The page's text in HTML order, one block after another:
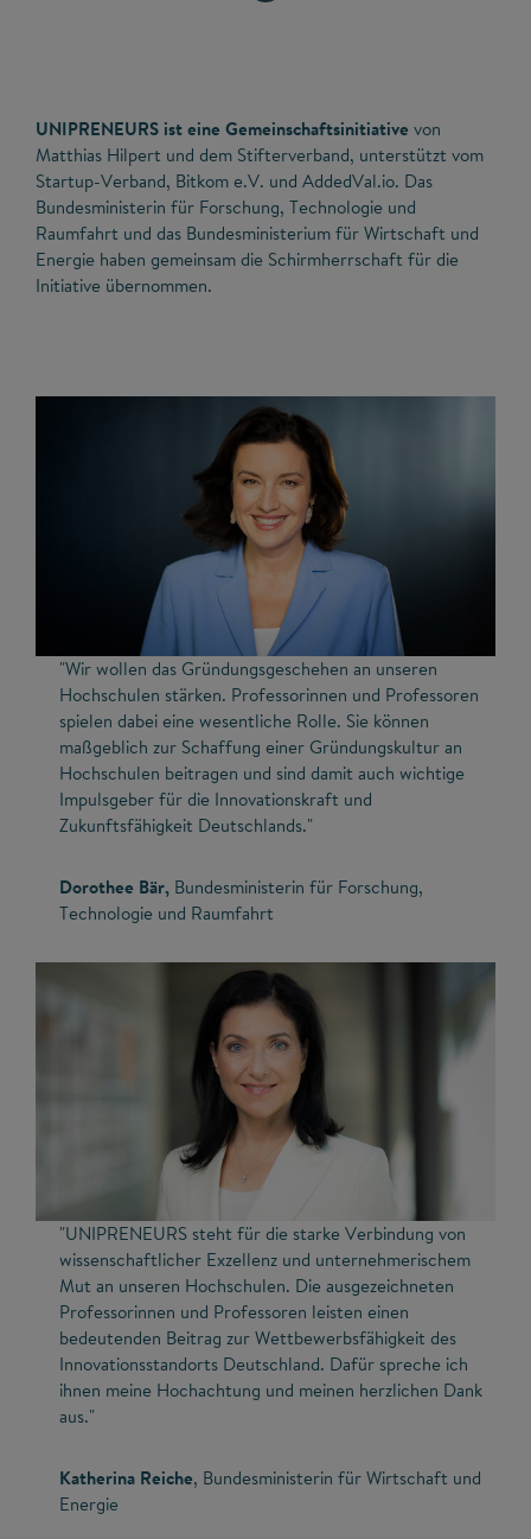
UNIPRENEURS ist eine Gemeinschaftsinitiative von
Matthias Hilpert und dem Stifterverband, unterstützt vom
Startup-Verband, Bitkom e.V. und AddedVal.io. Das
Bundesministerin für Forschung, Technologie und
Raumfahrt und das Bundesministerium für Wirtschaft und
Energie haben gemeinsam die Schirmherrschaft für die
Initiative übernommen.
"Wir wollen das Gründungsgeschehen an unseren
Hochschulen stärken. Professorinnen und Professoren
spielen dabei eine wesentliche Rolle. Sie können
maßgeblich zur Schaffung einer Gründungskultur an
Hochschulen beitragen und sind damit auch wichtige
Impulsgeber für die Innovationskraft und
Zukunftsfähigkeit Deutschlands."
Dorothee Bär, Bundesministerin für Forschung,
Technologie und Raumfahrt
"UNIPRENEURS steht für die starke Verbindung von
wissenschaftlicher Exzellenz und unternehmerischem
Mut an unseren Hochschulen. Die ausgezeichneten
Profes­­sorinnen und Professoren leisten einen
bedeutenden Beitrag zur Wettbewerbsfähigkeit des
Innovationsstand­orts Deutschland. Dafür spreche ich
ihnen meine Hochachtung und meinen herzlichen Dank
aus."
Katherina Reiche, Bundesministerin für Wirtschaft und
Energie